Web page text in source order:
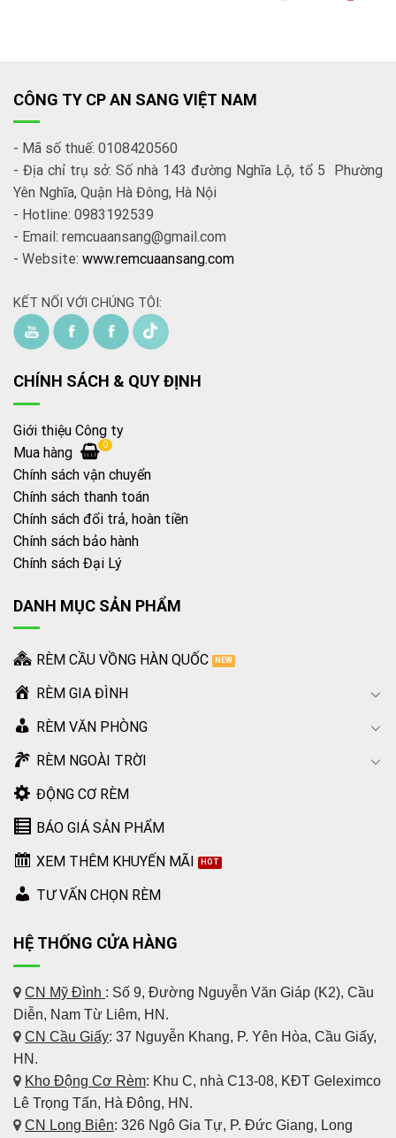
CÔNG TY CP AN SANG VIỆT NAM
- Mã số thuế: 0108420560
- Địa chỉ trụ sở: Số nhà 143 đường Nghĩa Lộ, tổ 5 Phường
Yên Nghĩa, Quận Hà Đông, Hà Nội
- Hotline: 0983192539
- Email: remcuaansang@gmail.com
- Website: www.remcuaansang.com
KẾT NỐI VỚI CHÚNG TÔI:
CHÍNH SÁCH & QUY ĐỊNH
Giới thiệu Công ty
Mua hàng
0
Chính sách vận chuyển
Chính sách thanh toán
Chính sách đổi trả, hoàn tiền
Chính sách bảo hành
Chính sách Đại Lý
DANH MỤC SẢN PHẨM
RÈM CẦU VỒNG HÀN QUỐC
RÈM GIA ĐÌNH
RÈM VĂN PHÒNG
RÈM NGOÀI TRỜI
ĐỘNG CƠ RÈM
BÁO GIÁ SẢN PHẨM
XEM THÊM KHUYẾN MÃI
TƯ VẤN CHỌN RÈM
HỆ THỐNG CỬA HÀNG
CN Mỹ Đình : Số 9, Đường Nguyễn Văn Giáp (K2), Cầu
Diễn, Nam Từ Liêm, HN.
CN Cầu Giấy: 37 Nguyễn Khang, P. Yên Hòa, Cầu Giấy,
HN.
Kho Động Cơ Rèm: Khu C, nhà C13-08, KĐT Geleximco
Lê Trọng Tấn, Hà Đông, HN.
CN Long Biên: 326 Ngô Gia Tự, P. Đức Giang, Long